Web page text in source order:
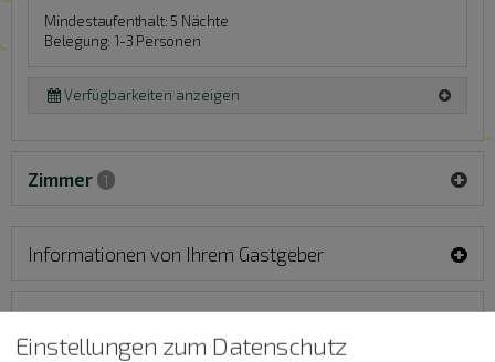
Mindestaufenthalt: 5 Nächte
Belegung: 1-3 Personen
Verfügbarkeiten anzeigen
Zimmer 1
Informationen von Ihrem Gastgeber
Ausstattung & Information
Einstellungen zum Datenschutz